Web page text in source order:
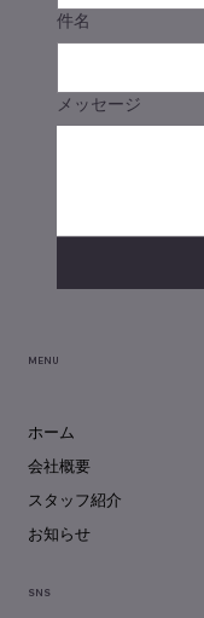
SNS
ホーム
会社概要
スタッフ紹介
お知らせ
MENU
件名
メッセージ